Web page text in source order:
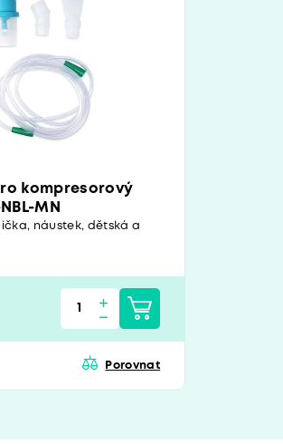
kompresorový
MN
náustek, dětská a
Porovnat